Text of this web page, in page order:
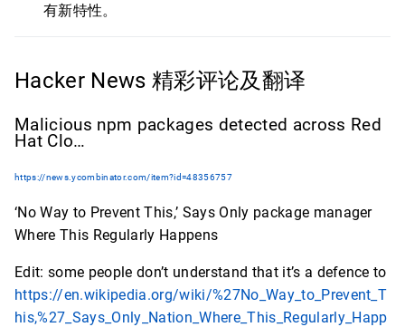
有新特性。
Hacker News 精彩评论及翻译
Malicious npm packages detected across Red
Hat Clo…
https://news.ycombinator.com/item?id=48356757
‘No Way to Prevent This,’ Says Only package manager
Where This Regularly Happens
Edit: some people don’t understand that it’s a defence to
https://en.wikipedia.org/wiki/%27No_Way_to_Prevent_T
his,%27_Says_Only_Nation_Where_This_Regularly_Happ